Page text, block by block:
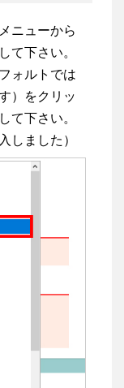
ニューから
て下さい。
ォルトでは
）をクリッ
て下さい。
しました）